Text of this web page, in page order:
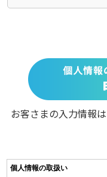
お客さまの入力情報